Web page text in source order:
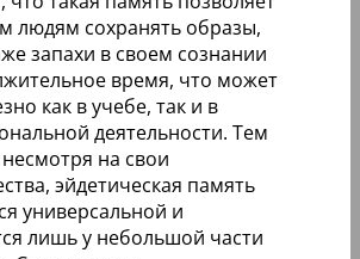
людям сохранять образы,
запахи в своем сознании
время, что может
как в учебе, так и в
деятельности. Тем
на свои
эйдетическая память
универсальной и
лишь у небольшой части